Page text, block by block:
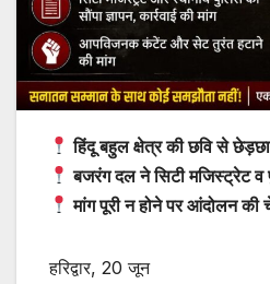
हिंदू बहुल क्षेत्र की छवि से
बजरंग दल ने सिटी मजिस्ट्रेट व
मांग पूरी न होने पर आंदोलन की
हरिद्वार, 20 जून